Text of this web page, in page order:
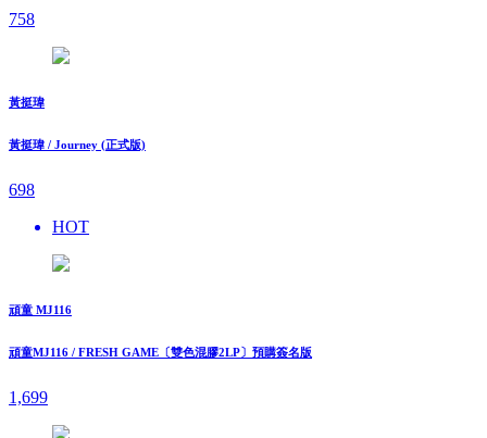
758
黃挺瑋
黃挺瑋 / Journey (正式版)
698
HOT
頑童 MJ116
頑童MJ116 / FRESH GAME〔雙色混膠2LP〕預購簽名版
1,699